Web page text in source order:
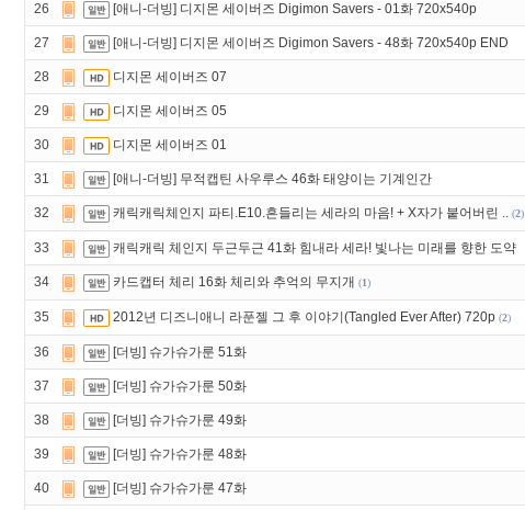
26 [애니-더빙] 디지몬 세이버즈 Digimon Savers - 01화 720x540p
27 [애니-더빙] 디지몬 세이버즈 Digimon Savers - 48화 720x540p END
28 디지몬 세이버즈 07
29 디지몬 세이버즈 05
30 디지몬 세이버즈 01
31 [애니-더빙] 무적캡틴 사우루스 46화 태양이는 기계인간
32 캐릭캐릭체인지 파티.E10.흔들리는 세라의 마음! + X자가 붙어버린 .. (2)
33 캐릭캐릭 체인지 두근두근 41화 힘내라 세라! 빛나는 미래를 향한 도약
34 카드캡터 체리 16화 체리와 추억의 무지개 (1)
35 2012년 디즈니애니 라푼젤 그 후 이야기(Tangled Ever After) 720p (2)
36 [더빙] 슈가슈가룬 51화
37 [더빙] 슈가슈가룬 50화
38 [더빙] 슈가슈가룬 49화
39 [더빙] 슈가슈가룬 48화
40 [더빙] 슈가슈가룬 47화